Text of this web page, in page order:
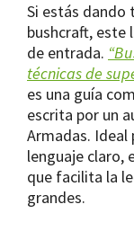
Si estás dando
bushcraft, este
de entrada.
técnicas de
es una guía
escrita por un
Armadas. Ideal
lenguaje claro,
que facilita la
grandes.